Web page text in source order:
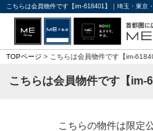
こちらは会員物件です【im-618401】｜埼玉・東京
TOPページ > こちらは会員物件です【im-
こちらは会員物件です【im-
こちらの物件は限定